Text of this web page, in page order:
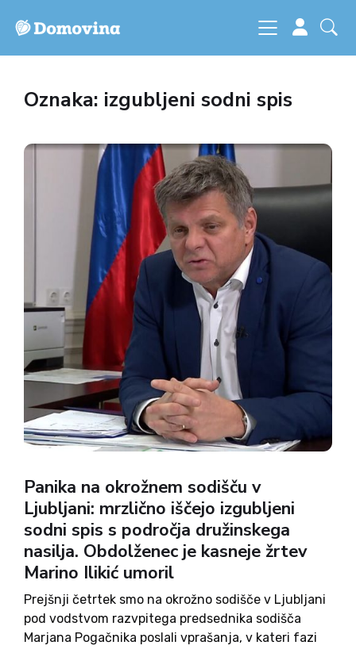
Oznaka: izgubljeni sodni spis
Panika na okrožnem sodišču v
Ljubljani: mrzlično iščejo izgubljeni
sodni spis s področja družinskega
nasilja. Obdolženec je kasneje žrtev
Marino Ilikić umoril
Prejšnji četrtek smo na okrožno sodišče v Ljubljani
pod vodstvom razvpitega predsednika sodišča
Marjana Pogačnika poslali vprašanja, v kateri fazi